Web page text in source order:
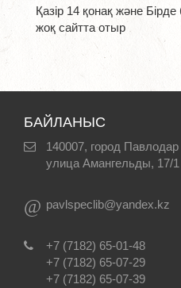
Қазір 14 қонақ және
жоқ сайтта отыр
БАЙЛАНЫС
140007, город Павлодар
улица Амангельды, 17/1
@ pavlspeclib@yandex.kz
+7 (7182) 65-01-48
+7 (7182) 65-07-29
+7 (7182) 65-07-39